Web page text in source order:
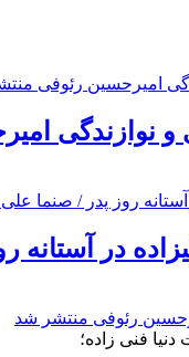
و نوازندگی
در آستانه
فنی زاده؛